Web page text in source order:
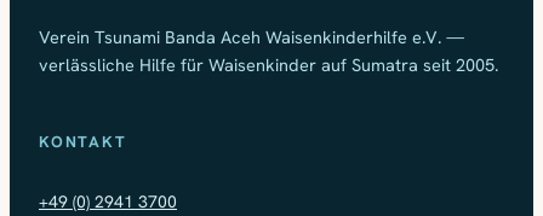
Verein Tsunami Banda Aceh Waisenkinderhilfe e.V. —
verlässliche Hilfe für Waisenkinder auf Sumatra seit 2005.
KONTAKT
+49 (0) 2941 3700